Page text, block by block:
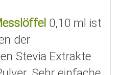
0,10 ml ist
der
Stevia Extrakte